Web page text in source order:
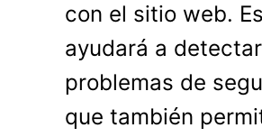
con el sitio web.
ayudará a detectar
problemas de
que también